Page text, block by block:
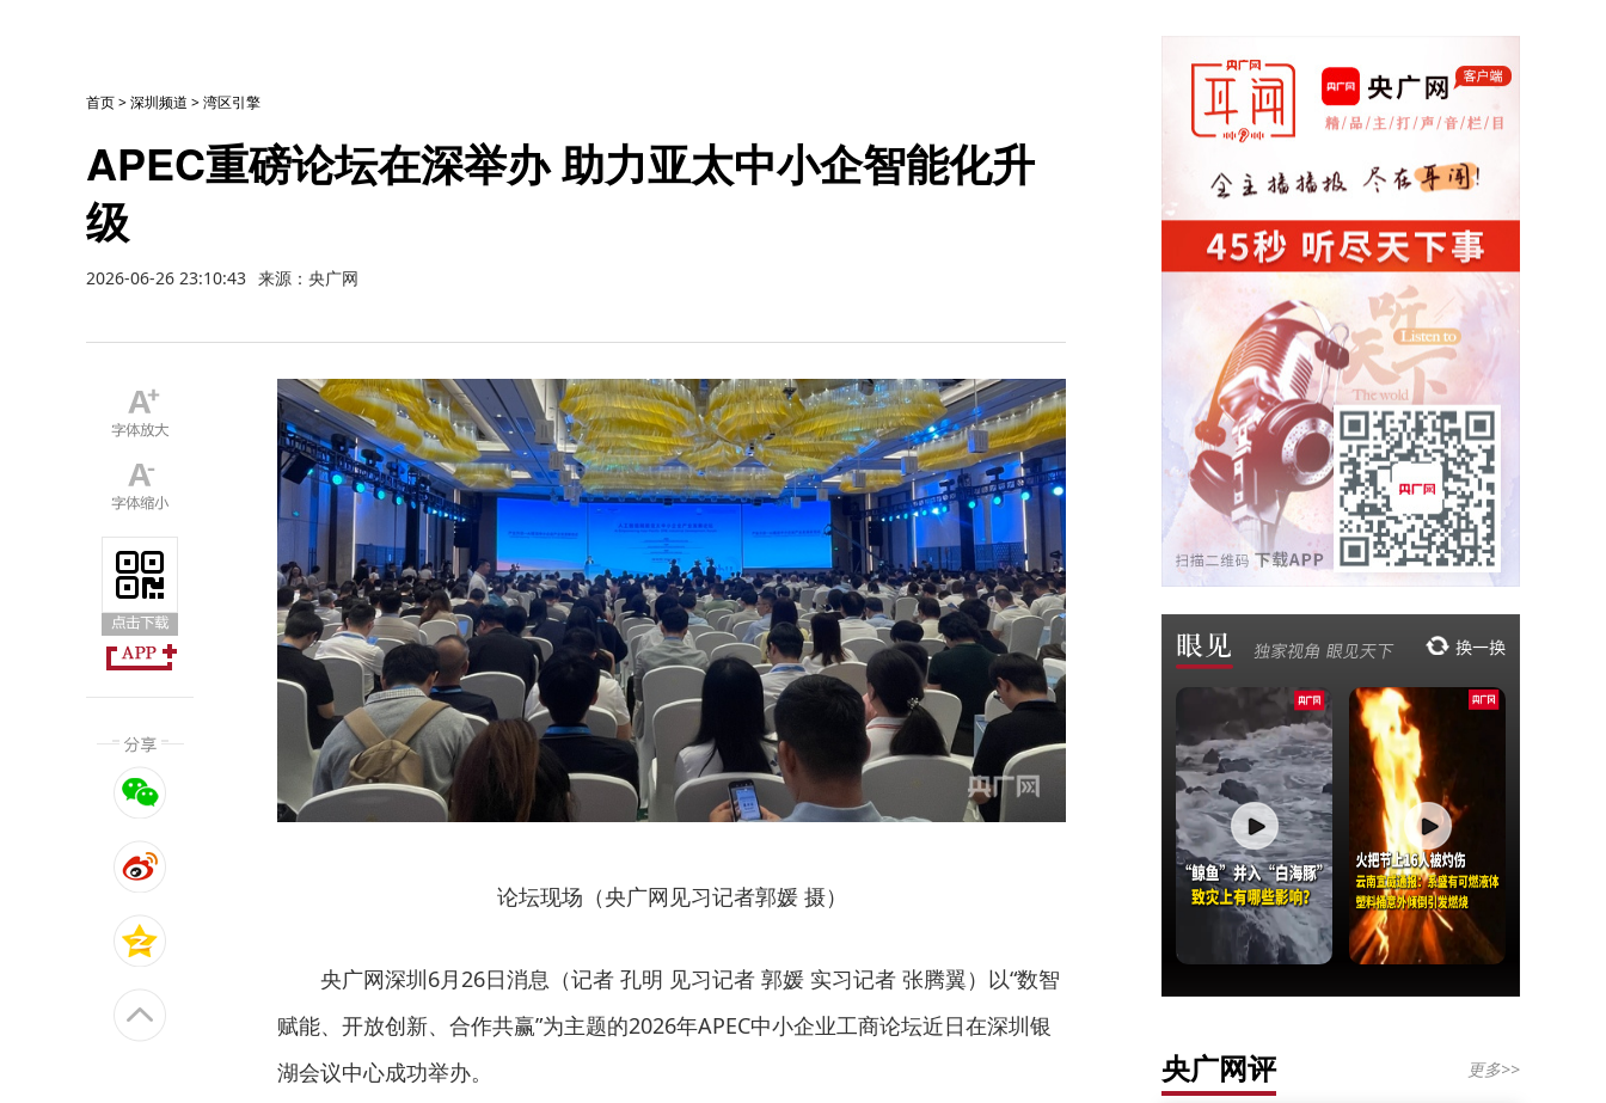
首页>深圳频道 >湾区引擎
APEC重磅论坛在深举办 助力亚太中小企智能化升
级
2026-06-26 23:10:43 来源：央广网
论坛现场（央广网见习记者郭媛 摄）
央广网深圳6月26日消息（记者 孔明 见习记者 郭媛 实习记者 张腾翼）以“数智
赋能、开放创新、合作共赢”为主题的2026年APEC中小企业工商论坛近日在深圳银
湖会议中心成功举办。
央广网评 更多>>